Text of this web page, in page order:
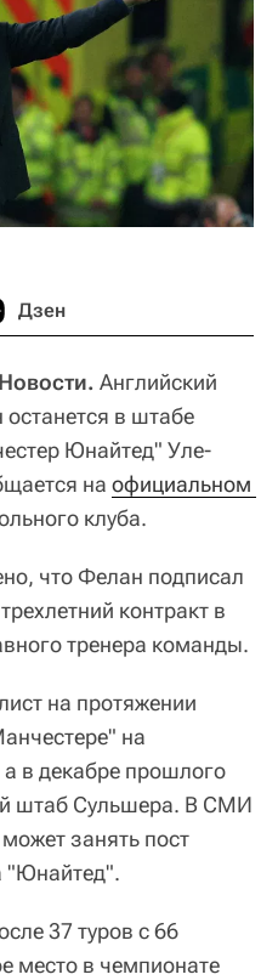
Дзен
Английский
в штабе
Юнайтед" Уле-
на официальном
клуба.
что Фелан подписал
контракт в
тренера команды.
на протяжении
на
в декабре прошлого
штаб Сульшера. В СМИ
занять пост
"Юнайтед".
37 туров с 66
место в чемпионате